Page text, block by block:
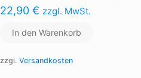
22,90 € zzgl. MwSt.
In den Warenkorb
zzgl. Versandkosten